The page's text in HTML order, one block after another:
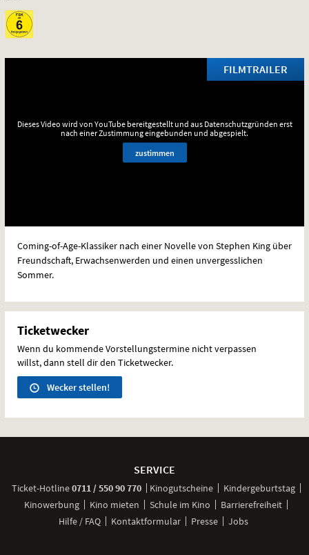
FILMTRAILER
Dieses Video wird von YouTube bereitgestellt und aus Datenschutzgründen erst
nach einer Zustimmung eingebunden und abgespielt.
zustimmen
Coming-of-Age-Klassiker nach einer Novelle von Stephen King über
Freundschaft, Erwachsenwerden und einen unvergesslichen
Sommer.
Ticketwecker
Wenn du kommende Vorstellungstermine nicht verpassen
willst, dann stell dir den Ticketwecker.
Wecker stellen!
SERVICE
Ticket-Hotline0711 / 550 90 770anrufen
Kinogutscheine
Kindergeburtstag
Kinowerbung
Kino mieten Schule im Kino
Barrierefreiheit
Hilfe / FAQ
Kontaktformular Presse Jobs